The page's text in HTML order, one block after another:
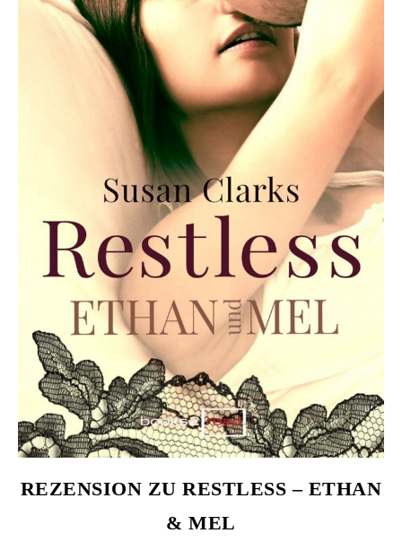
REZENSION ZU RESTLESS – ETHAN
& MEL